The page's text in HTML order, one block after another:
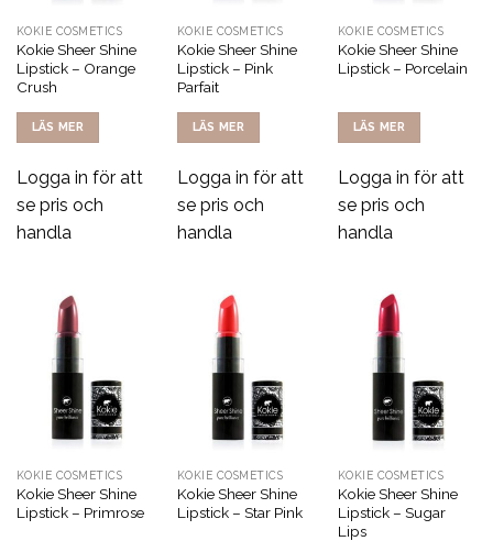
KOKIE COSMETICS
Kokie Sheer Shine
Lipstick – Orange
Crush
LÄS MER
Logga in för att
se pris och
handla
KOKIE COSMETICS
Kokie Sheer Shine
Lipstick – Pink
Parfait
LÄS MER
Logga in för att
se pris och
handla
KOKIE COSMETICS
Kokie Sheer Shine
Lipstick – Porcelain
LÄS MER
Logga in för att
se pris och
handla
KOKIE COSMETICS
Kokie Sheer Shine
Lipstick – Primrose
KOKIE COSMETICS
Kokie Sheer Shine
Lipstick – Star Pink
KOKIE COSMETICS
Kokie Sheer Shine
Lipstick – Sugar
Lips